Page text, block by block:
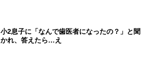
小2息子に「なんで歯医者になったの？」と聞
かれ、答えたら…え